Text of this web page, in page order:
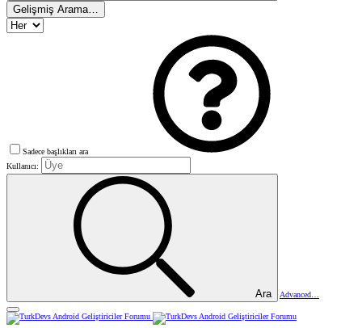
Gelişmiş Arama…
Sadece başlıkları ara
Kullanıcı:
Ara Advanced…